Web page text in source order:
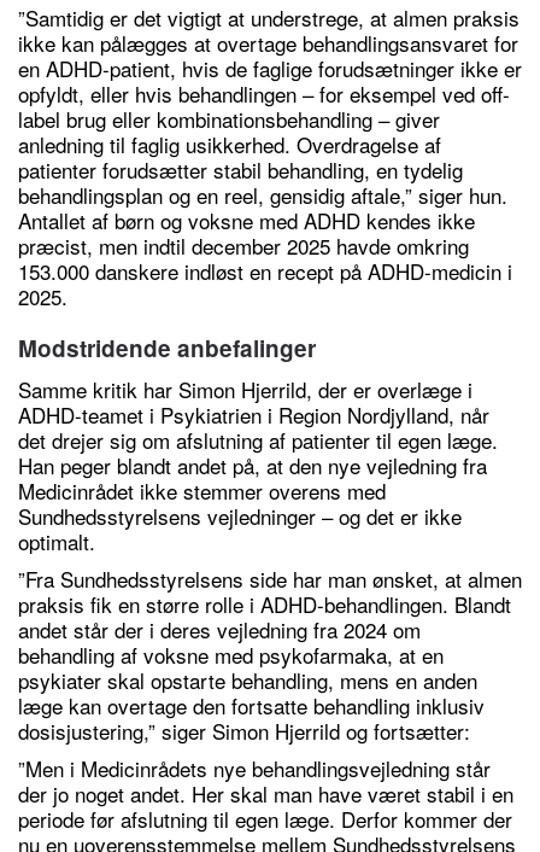
”Samtidig er det vigtigt at understrege, at almen praksis
ikke kan pålægges at overtage behandlingsansvaret for
en ADHD-patient, hvis de faglige forudsætninger ikke er
opfyldt, eller hvis behandlingen – for eksempel ved off-
label brug eller kombinationsbehandling – giver
anledning til faglig usikkerhed. Overdragelse af
patienter forudsætter stabil behandling, en tydelig
behandlingsplan og en reel, gensidig aftale,” siger hun.
Antallet af børn og voksne med ADHD kendes ikke
præcist, men indtil december 2025 havde omkring
153.000 danskere indløst en recept på ADHD-medicin i
2025.
Modstridende anbefalinger
Samme kritik har Simon Hjerrild, der er overlæge i
ADHD-teamet i Psykiatrien i Region Nordjylland, når
det drejer sig om afslutning af patienter til egen læge.
Han peger blandt andet på, at den nye vejledning fra
Medicinrådet ikke stemmer overens med
Sundhedsstyrelsens vejledninger – og det er ikke
optimalt.
”Fra Sundhedsstyrelsens side har man ønsket, at almen
praksis fik en større rolle i ADHD-behandlingen. Blandt
andet står der i deres vejledning fra 2024 om
behandling af voksne med psykofarmaka, at en
psykiater skal opstarte behandling, mens en anden
læge kan overtage den fortsatte behandling inklusiv
dosisjustering,” siger Simon Hjerrild og fortsætter:
”Men i Medicinrådets nye behandlingsvejledning står
der jo noget andet. Her skal man have været stabil i en
periode før afslutning til egen læge. Derfor kommer der
nu en uoverensstemmelse mellem Sundhedsstyrelsens